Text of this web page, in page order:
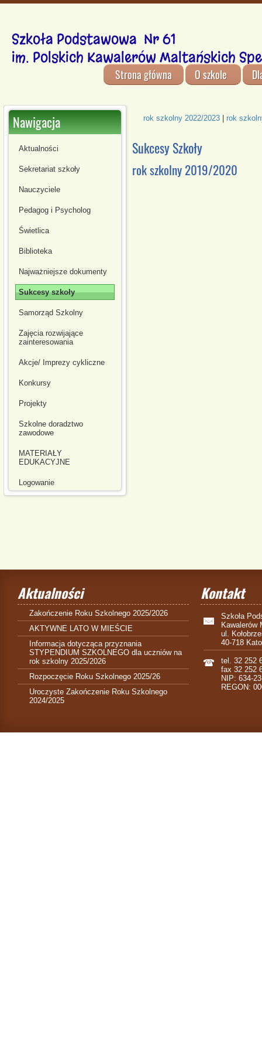
Szkoła Podstawowa Nr 61
im. Polskich Kawalerów Maltańskich
Strona główna O szkole
Nawigacja
Aktualności
Sekretariat szkoły
Nauczyciele
Pedagog i Psycholog
Świetlica
Biblioteka
Najważniejsze dokumenty
Sukcesy szkoły
Samorząd Szkolny
Zajęcia rozwijające
zainteresowania
Akcje/ Imprezy cykliczne
Konkursy
Projekty
Szkolne doradztwo
zawodowe
MATERIAŁY
EDUKACYJNE
Logowanie
rok szkolny 2022/2023| rok
Sukcesy Szkoły
rok szkolny 2019/2020
Aktualności
Zakończenie Roku Szkolnego 2025/2026
AKTYWNE LATO W MIEŚCIE
Informacja dotycząca przyznania
STYPENDIUM SZKOLNEGO dla uczniów na
rok szkolny 2025/2026
Rozpoczęcie Roku Szkolnego 2025/26
Uroczyste Zakończenie Roku Szkolnego
2024/2025
Kontakt
Szkoła
Kawalerów
ul.
40-718
tel. 32 252
fax 32 252
NIP: 634-
REGON: